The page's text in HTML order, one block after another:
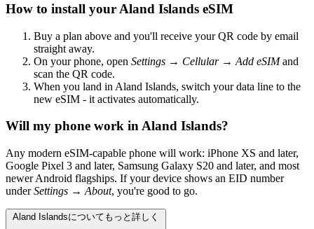
How to install your Aland Islands eSIM
Buy a plan above and you'll receive your QR code by email
straight away.
On your phone, open Settings → Cellular → Add eSIMand
scan the QR code.
When you land in Aland Islands, switch your data line to the
new eSIM - it activates automatically.
Will my phone work in Aland Islands?
Any modern eSIM-capable phone will work: iPhone XS and later,
Google Pixel 3 and later, Samsung Galaxy S20 and later, and most
newer Android flagships. If your device shows an EID number
underSettings → About, you're good to go.
Aland Islandsについてもっと詳しく